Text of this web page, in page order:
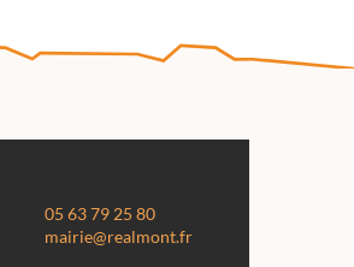
05 63 79 25 80
mairie@realmont.fr